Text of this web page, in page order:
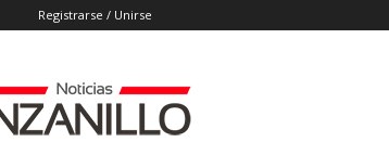
Registrarse / Unirse